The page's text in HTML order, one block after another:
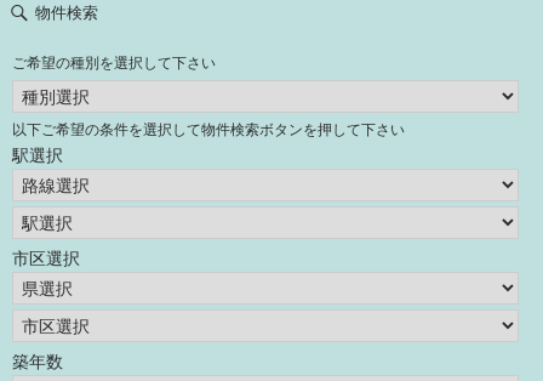
物件検索
ご希望の種別を選択して下さい
以下ご希望の条件を選択して物件検索ボタンを押して下さい
駅選択
市区選択
築年数